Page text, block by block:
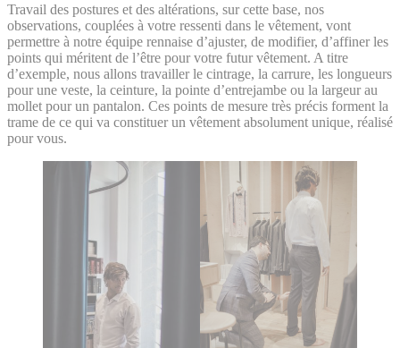
Travail des postures et des altérations, sur cette base, nos
observations, couplées à votre ressenti dans le vêtement, vont
permettre à notre équipe rennaise d’ajuster, de modifier, d’affiner les
points qui méritent de l’être pour votre futur vêtement. A titre
d’exemple, nous allons travailler le cintrage, la carrure, les longueurs
pour une veste, la ceinture, la pointe d’entrejambe ou la largeur au
mollet pour un pantalon. Ces points de mesure très précis forment la
trame de ce qui va constituer un vêtement absolument unique, réalisé
pour vous.